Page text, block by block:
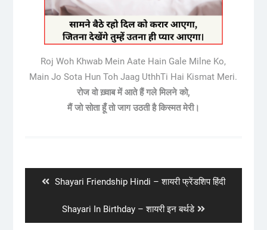
Roj Woh Khwab Mein Aate Hain Gale Milne Ko,
Main Jo Sota Hun Toh Jaag UthhTi Hai Kismat Meri.
रोज वो ख़्वाब में आते हैं गले मिलने को,
मैं जो सोता हूँ तो जाग उठती है किस्मत मेरी।
Previous
Shayari Friendship Hindi – शायरी फ्रेंडशिप हिंदी
Next
post:
Shayari In Birthday – शायरी इन बर्थडे